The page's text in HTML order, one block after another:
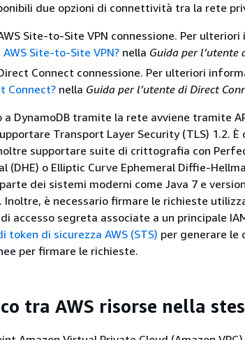
due opzioni di connettività tra la rete
Site-to-Site VPN connessione. Per
AWS Site-to-Site VPN? nella Guida per l’utente
Connect connessione. Per ulteriori
Connect? nella Guida per l’utente di Direct
a DynamoDB tramite la rete avviene tramite
Transport Layer Security (TLS) 1.2.
supportare suite di crittografia con
(DHE) o Elliptic Curve Ephemeral Diffie-
dei sistemi moderni come Java 7 e
Inoltre, è necessario firmare le richieste
accesso segreta associate a un principale
token di sicurezza AWS (STS) per generare le
per firmare le richieste.
tra AWS risorse nella